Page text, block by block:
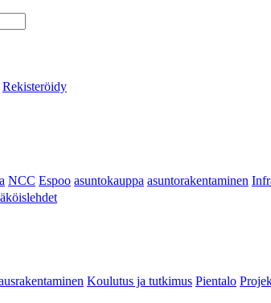
Rekisteröidy
NCC Espoo asuntokauppa asuntorakentaminen
Koulutus ja tutkimus Pientalo